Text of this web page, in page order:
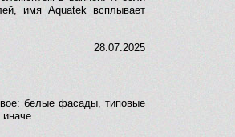
имя Aquatek всплывает
28.07.2025
белые фасады, типовые